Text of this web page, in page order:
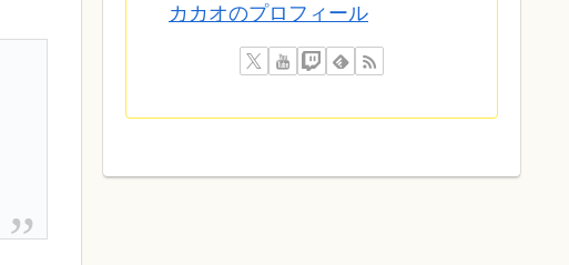
カカオのプロフィール